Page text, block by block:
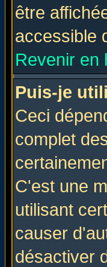
être
accessible
Revenir en
Puis-je
Ceci
complet
C'est une
utilisant
causer
désactiver